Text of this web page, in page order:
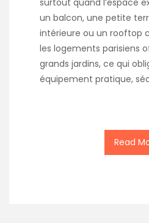
un balcon, une petite
intérieure ou un rooftop
les logements parisiens
grands jardins, ce qui
équipement pratique,
Read